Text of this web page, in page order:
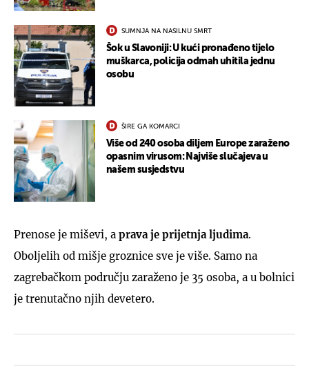
SUMNJA NA NASILNU SMRT
Šok u Slavoniji: U kući pronađeno tijelo
muškarca, policija odmah uhitila jednu
osobu
ŠIRE GA KOMARCI
Više od 240 osoba diljem Europe zaraženo
opasnim virusom: Najviše slučajeva u
našem susjedstvu
Prenose je miševi, a prava je prijetnja ljudima.
Oboljelih od mišje groznice sve je više. Samo na
zagrebačkom području zaraženo je 35 osoba, a u bolnici
je trenutačno njih devetero.